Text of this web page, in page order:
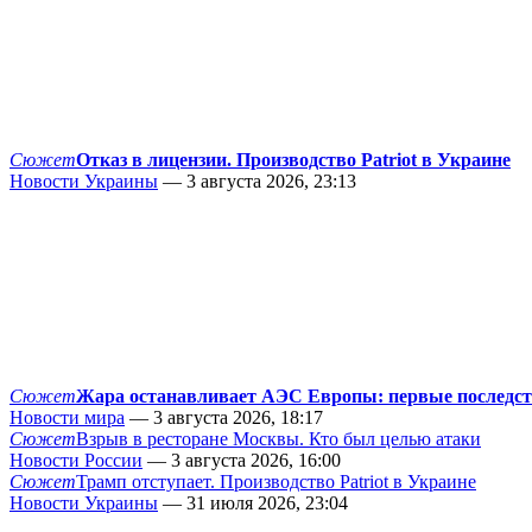
СюжетОтказ в лицензии. Производство Patriot в Украине
Новости Украины — 3 августа 2026, 23:13
СюжетЖара останавливает АЭС Европы: первые
Новости мира — 3 августа 2026, 18:17
СюжетВзрыв в ресторане Москвы. Кто был целью атаки
Новости России — 3 августа 2026, 16:00
СюжетТрамп отступает. Производство Patriot в Украине
Новости Украины — 31 июля 2026, 23:04